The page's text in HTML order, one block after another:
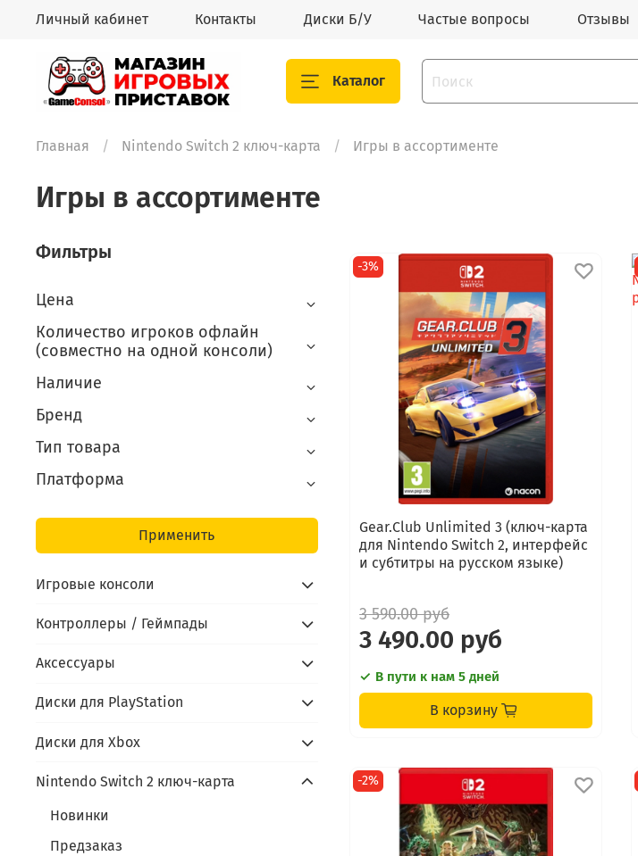
Личный кабинет Контакты Диски Б/У Частые вопросы Отзывы
Каталог
Главная Nintendo Switch 2 ключ-карта Игры в ассортименте
Игры в ассортименте
-3%
Gear.Club Unlimited 3 (ключ-карта
для Nintendo Switch 2, интерфейс
и субтитры на русском языке)
3 590.00 руб
3 490.00 руб
В пути к нам 5 дней
В корзину
-2%
Фильтры
Цена
Количество игроков офлайн
(совместно на одной консоли)
Наличие
Бренд
Тип товара
Платформа
Применить
Игровые консоли
Контроллеры / Геймпады
Аксессуары
Диски для PlayStation
Диски для Xbox
Nintendo Switch 2 ключ-карта
Новинки
Предзаказ